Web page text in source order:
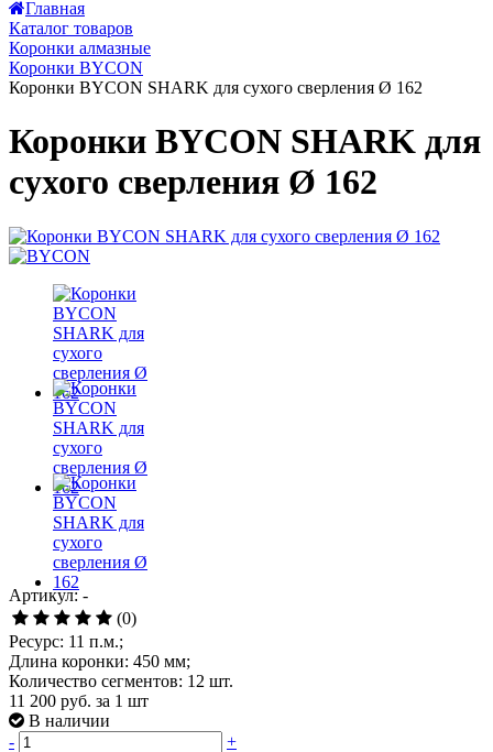
Главная
Каталог товаров
Коронки алмазные
Коронки BYCON
Коронки BYCON SHARK для сухого сверления Ø 162
Коронки BYCON SHARK для
сухого сверления Ø 162
Артикул: -
(0)
Ресурс: 11 п.м.;
Длина коронки: 450 мм;
Количество сегментов: 12 шт.
11 200 руб. за 1 шт
В наличии
-
+